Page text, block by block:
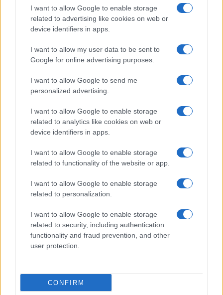
I want to allow Google to enable storage
related to advertising like cookies on web or
device identifiers in apps.
I want to allow my user data to be sent to
Google for online advertising purposes.
I want to allow Google to send me
personalized advertising.
I want to allow Google to enable storage
related to analytics like cookies on web or
device identifiers in apps.
I want to allow Google to enable storage
related to functionality of the website or app.
I want to allow Google to enable storage
related to personalization.
I want to allow Google to enable storage
related to security, including authentication
functionality and fraud prevention, and other
user protection.
CONFIRM
Iranske snage upozorile su američku mornaricu da
ne ulazi u Hormuški moreuz nakon što su
Sjedinjene Američke Države najavile početak akcije
oslobađanja brodova zaglavljenih u moreuzu i
Više puta smo rekli da je sigurnost Hormuškog
brodova mora biti koordiniran s iranskim oružanim
snagama - navodi se u saopćenju iranske vojske,
Trump: SAD danas pokreću operaciju za sigurno
izvlačenje brodova iz Hormuškog moreuza
Predsjednik Sjedinjenih Američkih Država Donald
Trump izjavio je da će SAD pokrenuti operaciju za
sigurno izvlačenje brodova iz Hormuškog moreuza,
koja počinje danas, u ponedjeljak ujutro po
bliskoistočnom vremenu.